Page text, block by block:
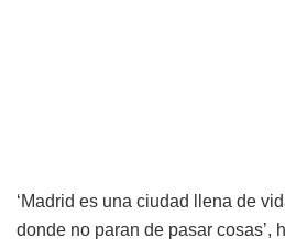
‘Madrid es una ciudad llena de
donde no paran de pasar cosas’,